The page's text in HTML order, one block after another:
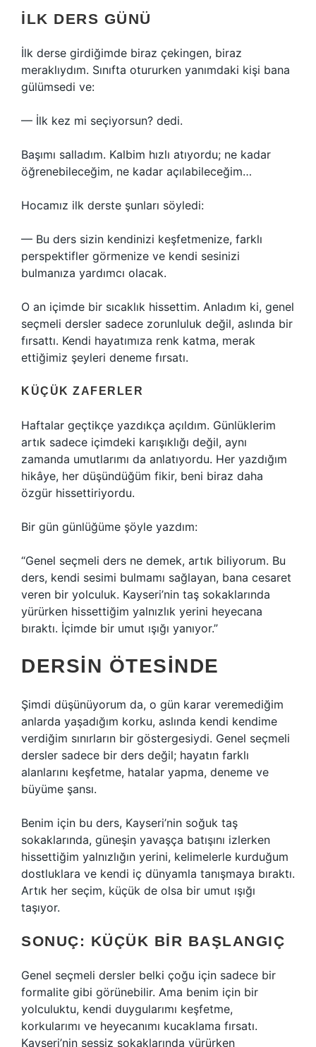
İLK DERS GÜNÜ
İlk derse girdiğimde biraz çekingen, biraz
meraklıydım. Sınıfta otururken yanımdaki kişi bana
gülümsedi ve:
— İlk kez mi seçiyorsun? dedi.
Başımı salladım. Kalbim hızlı atıyordu; ne kadar
öğrenebileceğim, ne kadar açılabileceğim…
Hocamız ilk derste şunları söyledi:
— Bu ders sizin kendinizi keşfetmenize, farklı
perspektifler görmenize ve kendi sesinizi
bulmanıza yardımcı olacak.
O an içimde bir sıcaklık hissettim. Anladım ki, genel
seçmeli dersler sadece zorunluluk değil, aslında bir
fırsattı. Kendi hayatımıza renk katma, merak
ettiğimiz şeyleri deneme fırsatı.
KÜÇÜK ZAFERLER
Haftalar geçtikçe yazdıkça açıldım. Günlüklerim
artık sadece içimdeki karışıklığı değil, aynı
zamanda umutlarımı da anlatıyordu. Her yazdığım
hikâye, her düşündüğüm fikir, beni biraz daha
özgür hissettiriyordu.
Bir gün günlüğüme şöyle yazdım:
“Genel seçmeli ders ne demek, artık biliyorum. Bu
ders, kendi sesimi bulmamı sağlayan, bana cesaret
veren bir yolculuk. Kayseri’nin taş sokaklarında
yürürken hissettiğim yalnızlık yerini heyecana
bıraktı. İçimde bir umut ışığı yanıyor.”
DERSIN ÖTESINDE
Şimdi düşünüyorum da, o gün karar veremediğim
anlarda yaşadığım korku, aslında kendi kendime
verdiğim sınırların bir göstergesiydi. Genel seçmeli
dersler sadece bir ders değil; hayatın farklı
alanlarını keşfetme, hatalar yapma, deneme ve
büyüme şansı.
Benim için bu ders, Kayseri’nin soğuk taş
sokaklarında, güneşin yavaşça batışını izlerken
hissettiğim yalnızlığın yerini, kelimelerle kurduğum
dostluklara ve kendi iç dünyamla tanışmaya bıraktı.
Artık her seçim, küçük de olsa bir umut ışığı
taşıyor.
SONUÇ: KÜÇÜK BIR BAŞLANGIÇ
Genel seçmeli dersler belki çoğu için sadece bir
formalite gibi görünebilir. Ama benim için bir
yolculuktu, kendi duygularımı keşfetme,
korkularımı ve heyecanımı kucaklama fırsatı.
Kayseri’nin sessiz sokaklarında yürürken